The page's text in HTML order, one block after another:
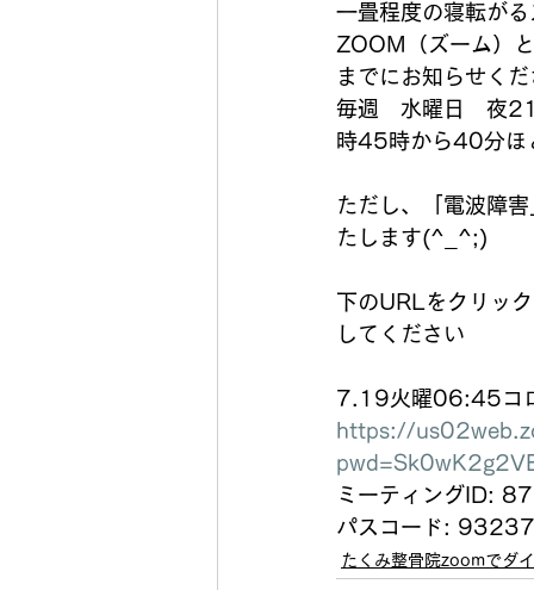
一畳程度の寝転が
ZOOM（ズーム）
までにお知らせく
毎週　水曜日　夜
時45時から40分ほ
ただし、「電波障
たします(^_^;)
下のURLをクリッ
してください
7.19火曜06:45コ
https://
ミーティングID:
パスコード:
たくみ整骨院zoomでダ